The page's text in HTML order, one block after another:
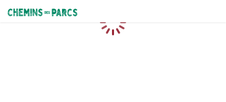
Chemins des Parcs
Loading